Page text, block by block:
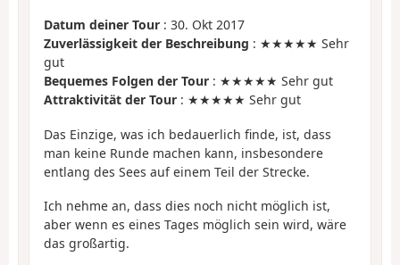
Datum deiner Tour : 30. Okt 2017
Zuverlässigkeit der Beschreibung : ★★★★★ Sehr
gut
Bequemes Folgen der Tour : ★★★★★ Sehr gut
Attraktivität der Tour : ★★★★★ Sehr gut
Das Einzige, was ich bedauerlich finde, ist, dass
man keine Runde machen kann, insbesondere
entlang des Sees auf einem Teil der Strecke.
Ich nehme an, dass dies noch nicht möglich ist,
aber wenn es eines Tages möglich sein wird, wäre
das großartig.